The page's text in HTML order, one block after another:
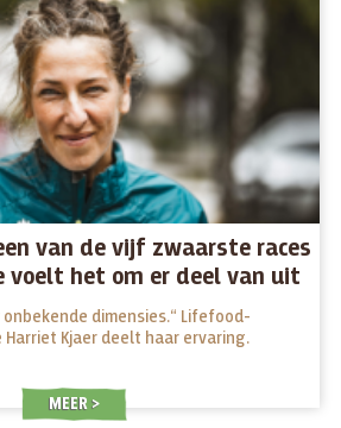
van de vijf zwaarste races
voelt het om er deel van uit
te maken?
onbekende dimensies.“ Lifefood-
Harriet Kjaer deelt haar ervaring.
MEER